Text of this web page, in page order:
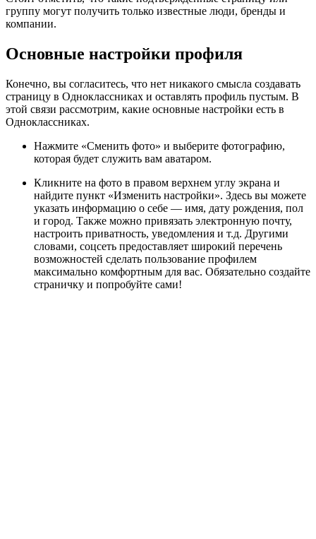
группу могут получить только известные люди, бренды и
компании.
Основные настройки профиля
Конечно, вы согласитесь, что нет никакого смысла создавать
страницу в Одноклассниках и оставлять профиль пустым. В
этой связи рассмотрим, какие основные настройки есть в
Одноклассниках.
Нажмите «Сменить фото» и выберите фотографию,
которая будет служить вам аватаром.
Кликните на фото в правом верхнем углу экрана и
найдите пункт «Изменить настройки». Здесь вы можете
указать информацию о себе — имя, дату рождения, пол
и город. Также можно привязать электронную почту,
настроить приватность, уведомления и т.д. Другими
словами, соцсеть предоставляет широкий перечень
возможностей сделать пользование профилем
максимально комфортным для вас. Обязательно создайте
страничку и попробуйте сами!